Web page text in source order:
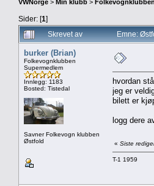
VWNorge > Min klubb >
Sider: [1]
Skrevet av
Emne:
burker (Brian)
Folkevognklubben
Supermedlem
Innlegg: 1183
Bosted: Tistedal
Savner Folkevogn klubben
Østfold
hvordan
jeg er
bilett er
logg dere
« Siste
T-1 1959